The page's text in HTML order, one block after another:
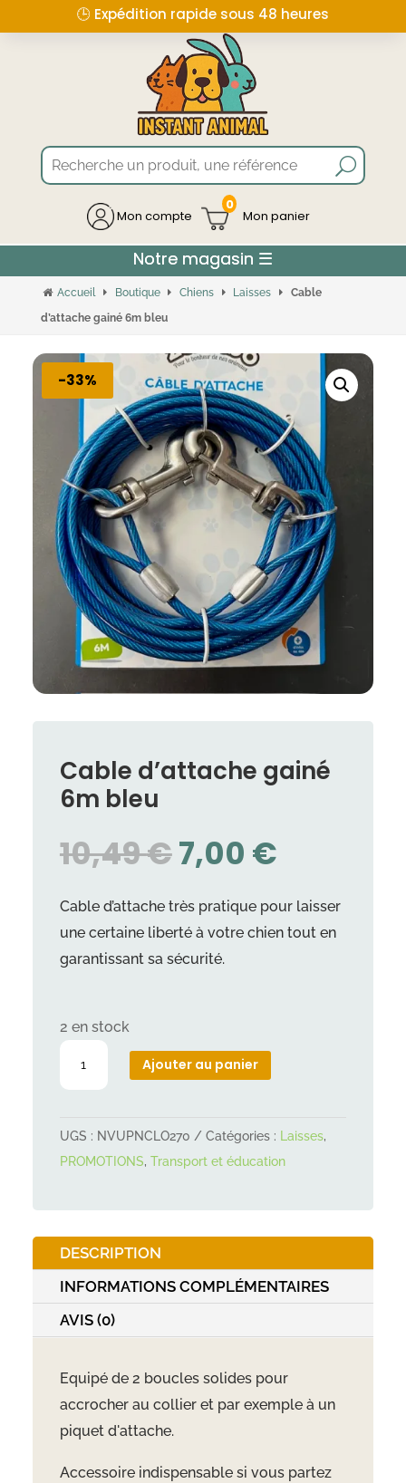
🕒 Expédition rapide sous 48 heures
Mon compte
0
Accueil Boutique Chiens Laisses
Cable
d’attache gainé 6m bleu
-33%
Cable d’attache gainé
6m bleu
10,49€LE
PRIX
INITIAL
ÉTAIT :
10,49 €.
7,00 €LE
ACTUEL
EST :
Cable d’attache très pratique pour laisser
une certaine liberté à votre chien tout en
garantissant sa sécurité.
2 en stock
d'attache
gainé
Ajouter au panier
UGS : NVUPNCLO270 Catégories : Laisses,
PROMOTIONS, Transport et éducation
DESCRIPTION
INFORMATIONS COMPLÉMENTAIRES
AVIS (0)
Equipé de 2 boucles solides pour
accrocher au collier et par exemple à un
piquet d'attache.
Accessoire indispensable si vous partez